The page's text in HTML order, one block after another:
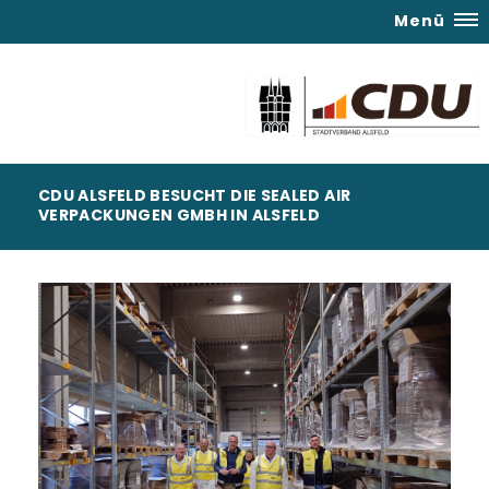
Menü
CDU ALSFELD BESUCHT DIE SEALED AIR
VERPACKUNGEN GMBH IN ALSFELD